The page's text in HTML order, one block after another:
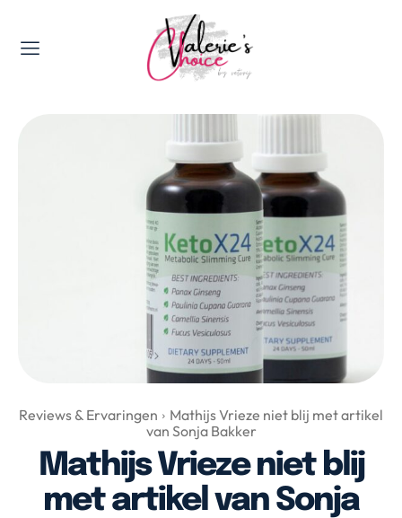
Valerie's Topics
Travel & Culture
Food & Drinks
Happyness & Opmerkelijk
Lifestyle, Sport & Duurzaamheid
Gadgets & Tech
Top 5 van Valerie
Health & Beauty
Huis & Tuin
Nieuws & Media
Over Valerie
Over Valerie
De Top 5
Contact
Reviews & Ervaringen
Mathijs Vrieze niet blij met artikel
van Sonja Bakker
Mathijs Vrieze niet blij
met artikel van Sonja